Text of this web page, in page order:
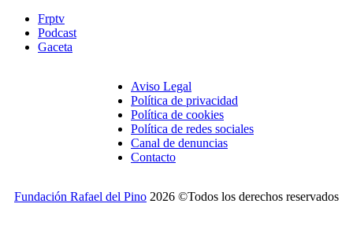
Frptv
Podcast
Gaceta
Aviso Legal
Política de privacidad
Política de cookies
Política de redes sociales
Canal de denuncias
Contacto
Fundación Rafael del Pino 2026 ©Todos los derechos reservados